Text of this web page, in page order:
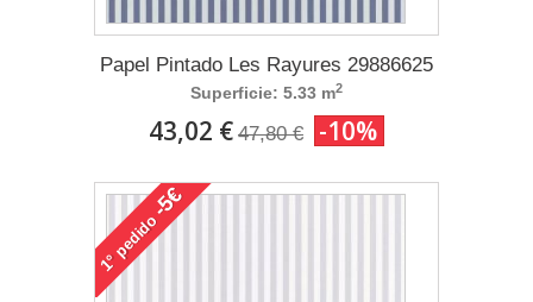
Papel Pintado Les Rayures 29886625
Superficie: 5.33 m2
43,02 € 47,80 € -10%
1°
pedido
-5€